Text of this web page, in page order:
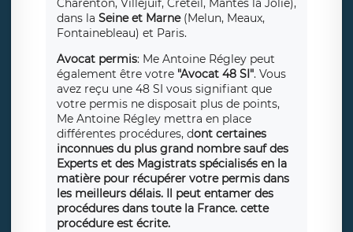
Charenton, Villejuif, Créteil, Mantes la Jolie),
dans la Seine et Marne(Melun, Meaux,
Fontainebleau) et Paris.
Avocat permis: Me Antoine Régley peut
également être votre "Avocat 48 SI". Vous
avez reçu une 48 SI vous signifiant que
votre permis ne disposait plus de points,
Me Antoine Régley mettra en place
différentes procédures, dont certaines
inconnues du plus grand nombre sauf des
Experts et des Magistrats spécialisés en la
matière pour récupérer votre permis dans
les meilleurs délais. Il peut entamer des
procédures dans toute la France. cette
procédure est écrite.